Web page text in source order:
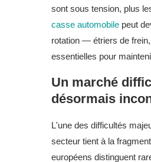
sont sous tension, plus
casse automobile peut
rotation — étriers de
essentielles pour
Un marché
désormais
L'une des difficultés
secteur tient à la
européens distinguent